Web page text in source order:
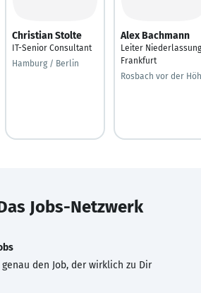
Christian Stolte
IT-Senior Consultant
Hamburg / Berlin
Alex Bachmann
Leiter Niederlassung
Frankfurt
Rosbach vor der
Jobs-Netzwerk
den Job, der wirklich zu Dir